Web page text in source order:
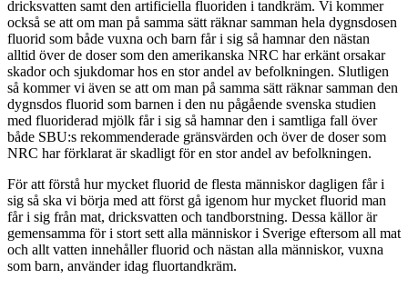
dricksvatten samt den artificiella fluoriden i tandkräm. Vi kommer
också se att om man på samma sätt räknar samman hela dygnsdosen
fluorid som både vuxna och barn får i sig så hamnar den nästan
alltid över de doser som den amerikanska NRC har erkänt orsakar
skador och sjukdomar hos en stor andel av befolkningen. Slutligen
så kommer vi även se att om man på samma sätt räknar samman den
dygnsdos fluorid som barnen i den nu pågående svenska studien
med fluoriderad mjölk får i sig så hamnar den i samtliga fall över
både SBU:s rekommenderade gränsvärden och över de doser som
NRC har förklarat är skadligt för en stor andel av befolkningen.
För att förstå hur mycket fluorid de flesta människor dagligen får i
sig så ska vi börja med att först gå igenom hur mycket fluorid man
får i sig från mat, dricksvatten och tandborstning. Dessa källor är
gemensamma för i stort sett alla människor i Sverige eftersom all mat
och allt vatten innehåller fluorid och nästan alla människor, vuxna
som barn, använder idag fluortandkräm.